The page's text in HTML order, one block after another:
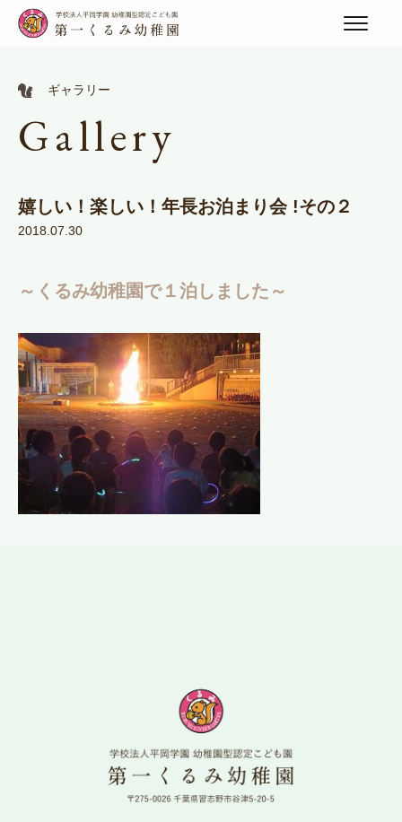
ギャラリー
Gallery
嬉しい！楽しい！年長お泊まり会 !その２
2018.07.30
～くるみ幼稚園で１泊しました～